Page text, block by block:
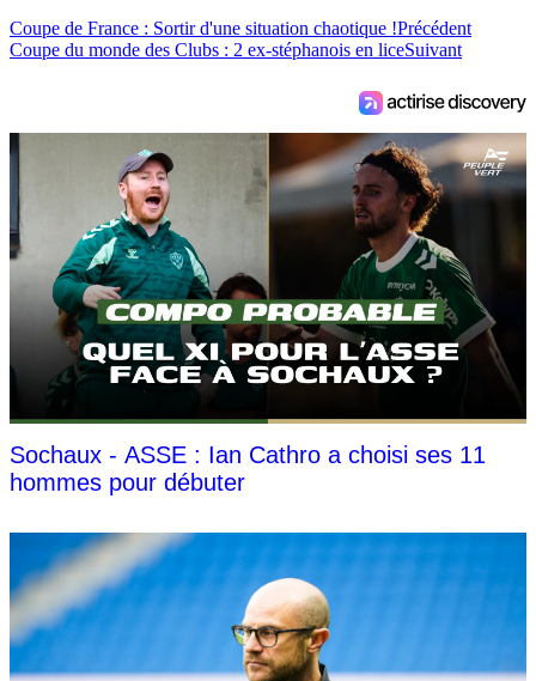
Coupe de France : Sortir d'une situation chaotique !Précédent
Coupe du monde des Clubs : 2 ex-stéphanois en liceSuivant
Sochaux - ASSE : Ian Cathro a choisi ses 11
hommes pour débuter